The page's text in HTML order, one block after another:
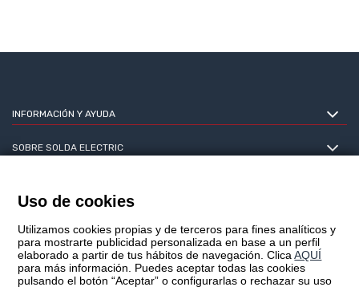
INFORMACIÓN Y AYUDA
SOBRE SOLDA ELECTRIC
2023© SOLDA ELECTRIC ASTUR S.L.
Uso de cookies
Utilizamos cookies propias y de terceros para fines analíticos y
para mostrarte publicidad personalizada en base a un perfil
elaborado a partir de tus hábitos de navegación. ClicaAQUÍ
para más información. Puedes aceptar todas las cookies
pulsando el botón “Aceptar” o configurarlas o rechazar su uso